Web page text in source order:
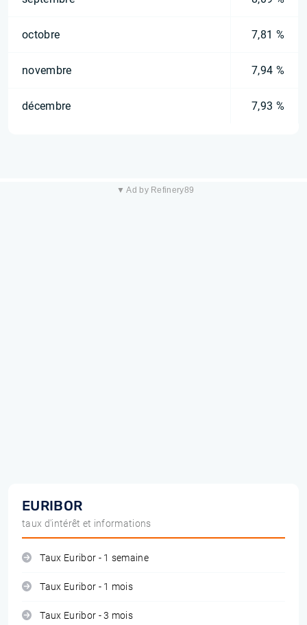
octobre 7,81 %
novembre 7,94 %
décembre 7,93 %
▼ Ad by Refinery89
EURIBOR
taux d'intérêt et informations
Taux Euribor - 1 semaine
Taux Euribor - 1 mois
Taux Euribor - 3 mois